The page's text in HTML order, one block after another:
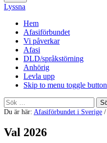
Öppna
meny:
%s
Lyssna
Hem
Afasiförbundet
Vi påverkar
Afasi
DLD/språkstörning
Anhörig
Levla upp
Skip to menu toggle button
Sök
efter:
Du är här: Afasiförbundet i Sverige /
Val 2026